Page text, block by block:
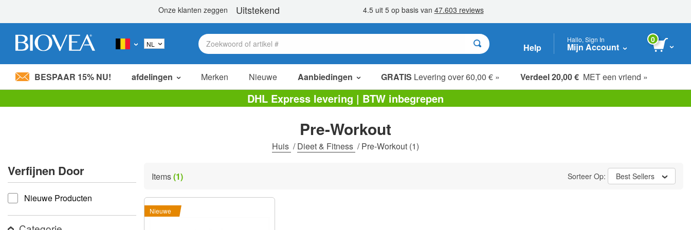
Let
Druk
op
Control-
F11
de
website
Help
Hallo, Sign In
Mijn Account
0
BESPAAR 15% NU! afdelingen Merken Nieuwe Aanbiedingen GRATIS Levering over 60,00 € » Verdeel 20,00 € MET een vriend »
verkoop items
value packs
opruiming
DHL Express levering | BTW inbegrepen
Pre-Workout
Huis /Dieet & Fitness /Pre-Workout (1)
Verfijnen Door
verfijnen door
Nieuwe Producten
Items(1) Sorteer Op: Best Sellers
Nieuwe